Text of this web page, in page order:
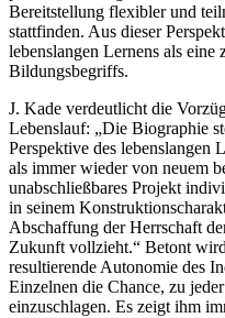
Bereitstellung flexibler und
stattfinden. Aus dieser
lebenslangen Lernens als eine
Bildungsbegriffs.
J. Kade verdeutlicht die
Lebenslauf: „Die Biographie
Perspektive des lebenslangen
als immer wieder von neuem
unabschließbares Projekt
in seinem
Abschaffung der Herrschaft
Zukunft vollzieht.“ Betont
resultierende Autonomie des
Einzelnen die Chance, zu
einzuschlagen. Es zeigt ihm